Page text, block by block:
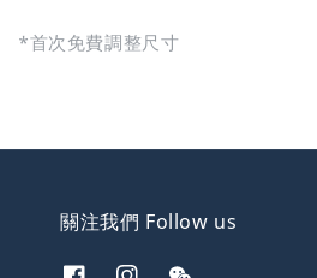
*首次免費調整尺寸
關注我們 Follow us